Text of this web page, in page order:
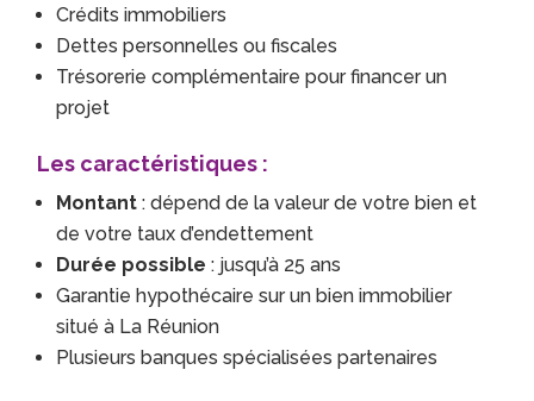
Crédits immobiliers
Dettes personnelles ou fiscales
Trésorerie complémentaire pour financer un
projet
Les caractéristiques :
Montant : dépend de la valeur de votre bien et
de votre taux d’endettement
Durée possible : jusqu’à 25 ans
Garantie hypothécaire sur un bien immobilier
situé à La Réunion
Plusieurs banques spécialisées partenaires